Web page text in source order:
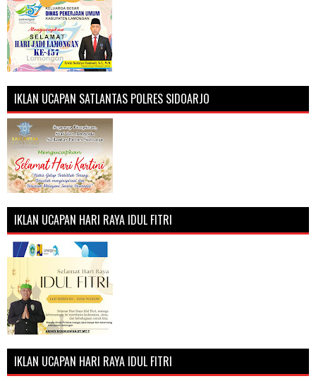
IKLAN UCAPAN SATLANTAS POLRES SIDOARJO
IKLAN UCAPAN HARI RAYA IDUL FITRI
IKLAN UCAPAN HARI RAYA IDUL FITRI